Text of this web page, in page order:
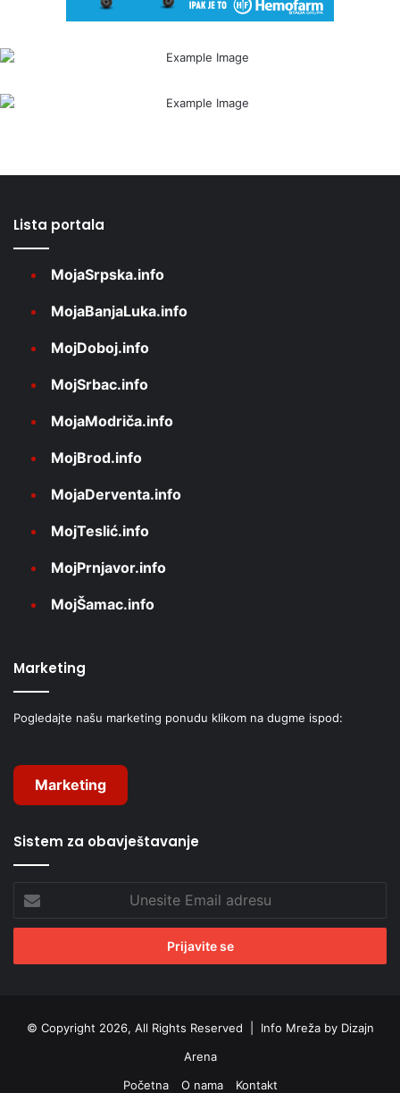
Lista portala
MojaSrpska.info
MojaBanjaLuka.info
MojDoboj.info
MojSrbac.info
MojaModriča.info
MojBrod.info
MojaDerventa.info
MojTeslić.info
MojPrnjavor.info
MojŠamac.info
Marketing
Pogledajte našu marketing ponudu klikom na dugme ispod:
Marketing
Sistem za obavještavanje
Email
adresu
© Copyright 2026, All Rights Reserved | Info Mreža by Dizajn
Arena
Početna
O nama Kontakt